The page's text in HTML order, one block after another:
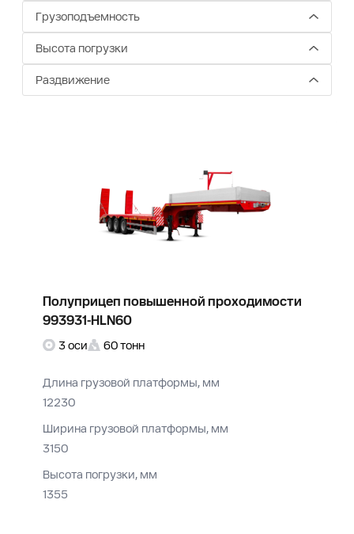
Грузоподъемность
Высота погрузки
Раздвижение
Полуприцеп повышенной проходимости
993931-HLN60
3 оси 60 тонн
Длина грузовой платформы, мм
12230
Ширина грузовой платформы, мм
3150
Высота погрузки, мм
1355